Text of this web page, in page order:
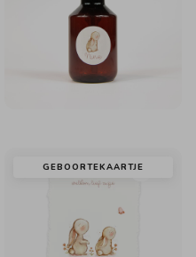
GEBOORTEKAARTJE